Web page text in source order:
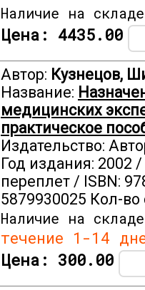
Наличие на
Цена: 4435.00
Автор: Кузнецов,
Название:
медицинских
практическое
Издательство:
Год издания: 2002
переплет / ISBN:
5879930025 Кол-во
Наличие на
течение 1-14
Цена: 300.00